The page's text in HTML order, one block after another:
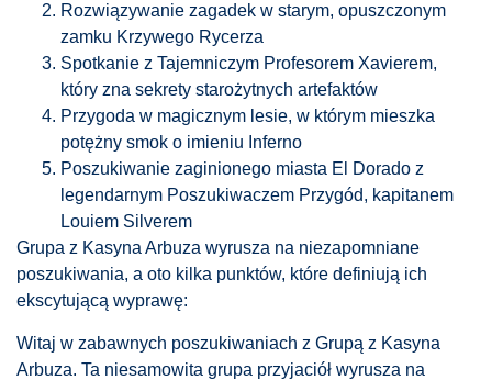
Rozwiązywanie zagadek w starym, opuszczonym
zamku Krzywego Rycerza
Spotkanie z Tajemniczym Profesorem Xavierem,
który zna sekrety starożytnych artefaktów
Przygoda w magicznym lesie, w którym mieszka
potężny smok o imieniu Inferno
Poszukiwanie zaginionego miasta El Dorado z
legendarnym Poszukiwaczem Przygód, kapitanem
Louiem Silverem
Grupa z Kasyna Arbuza wyrusza na niezapomniane
poszukiwania, a oto kilka punktów, które definiują ich
ekscytującą wyprawę:
Witaj w zabawnych poszukiwaniach z Grupą z Kasyna
Arbuza. Ta niesamowita grupa przyjaciół wyrusza na